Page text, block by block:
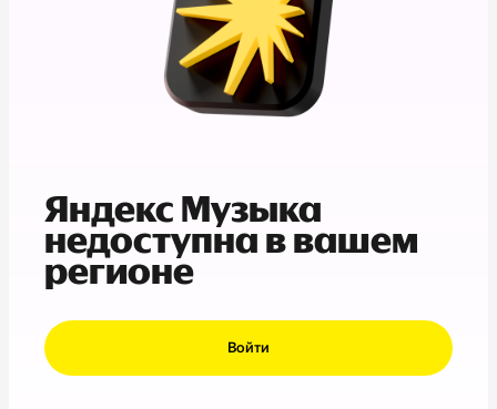
Яндекс Музыка
недоступна в вашем
регионе
Войти